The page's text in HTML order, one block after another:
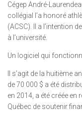
Cégep André-
collégial l’a honoré
(ACSC). Il a l’intention
à l’université.
Un logiciel qui
Il s’agit de la huitième
de 70 000 $ a été
en 2014, a été créée en
Québec de soutenir